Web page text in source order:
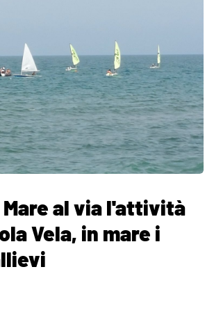
Mare al via l'attività
Vela, in mare i